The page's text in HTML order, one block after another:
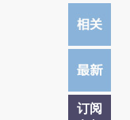
订阅